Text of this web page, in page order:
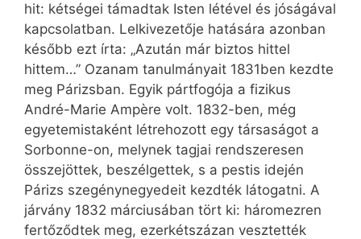
hit: kétségei támadtak Isten létével és jóságával
kapcsolatban. Lelkivezetője hatására azonban
később ezt írta: „Azután már biztos hittel
hittem…” Ozanam tanulmányait 1831ben kezdte
meg Párizsban. Egyik pártfogója a fizikus
André-Marie Ampère volt. 1832-ben, még
egyetemistaként létrehozott egy társaságot a
Sorbonne-on, melynek tagjai rendszeresen
összejöttek, beszélgettek, s a pestis idején
Párizs szegénynegyedeit kezdték látogatni. A
járvány 1832 márciusában tört ki: háromezren
fertőződtek meg, ezerkétszázan vesztették